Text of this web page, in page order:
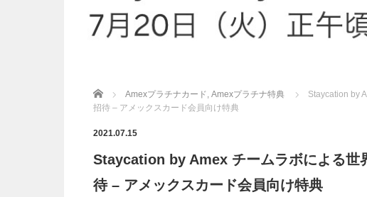
Home Amexプラチナカード Amexプラチナ特典
Staycation by
招待 – アメックスカード会員向け特典
2021.07.15
Staycation by Amex チームラボによる世
待 – アメックスカード会員向け特典